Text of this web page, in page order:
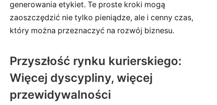
generowania etykiet. Te proste kroki mogą
zaoszczędzić nie tylko pieniądze, ale i cenny czas,
który można przeznaczyć na rozwój biznesu.
Przyszłość rynku kurierskiego:
Więcej dyscypliny, więcej
przewidywalności